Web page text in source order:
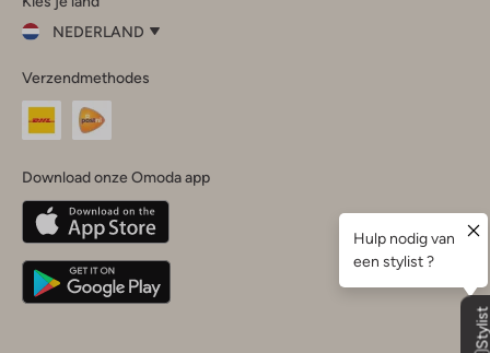
InstagramFacebook
NEDERLAND
je
land
Nederland
Belgique(Français)
Deutschland
Verzendmethodes
Download onze Omoda app